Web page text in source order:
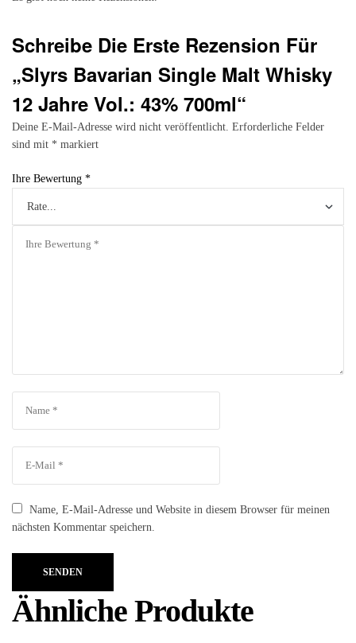
Schreibe Die Erste Rezension Für
„Slyrs Bavarian Single Malt Whisky
12 Jahre Vol.: 43% 700ml“
Deine E-Mail-Adresse wird nicht veröffentlicht. Erforderliche Felder
sind mit * markiert
Ihre Bewertung *
Name, E-Mail-Adresse und Website in diesem Browser für meinen
nächsten Kommentar speichern.
SENDEN
Ähnliche Produkte